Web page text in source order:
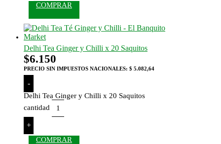
COMPRAR
Delhi Tea Ginger y Chilli x 20 Saquitos
$6.150
PRECIO SIN IMPUESTOS NACIONALES: $ 5.082,64
-
Delhi Tea Ginger y Chilli x 20 Saquitos
cantidad
+
COMPRAR